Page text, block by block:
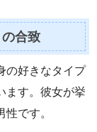
合致
の好きなタイプ
ます。彼女が挙
です。